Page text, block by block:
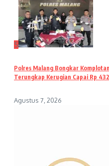
5
Polres Malang Bongkar
Terungkap Kerugian Capai Rp
Agustus 7, 2026